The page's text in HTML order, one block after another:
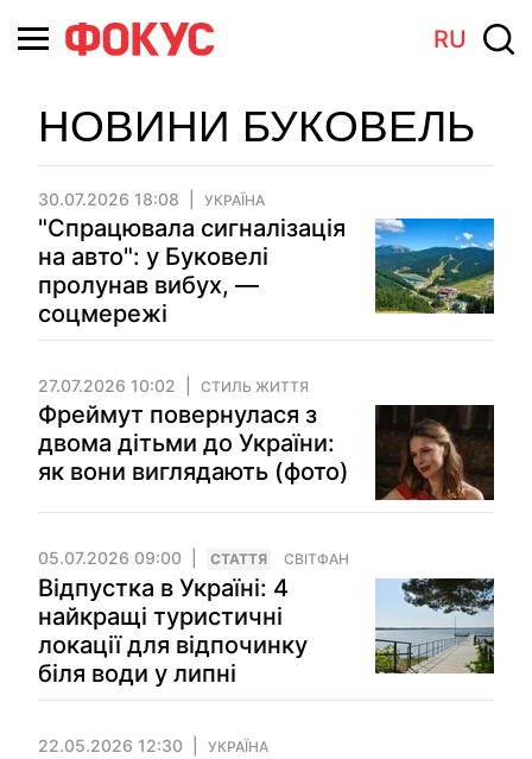
RU
НОВИНИ БУКОВЕЛЬ
30.07.2026 18:08 УКРАЇНА
"Спрацювала сигналізація
на авто": у Буковелі
пролунав вибух, —
соцмережі
27.07.2026 10:02 СТИЛЬ ЖИТТЯ
Фреймут повернулася з
двома дітьми до України:
як вони виглядають (фото)
05.07.2026 09:00 СТАТТЯ СВІТФАН
Відпустка в Україні: 4
найкращі туристичні
локації для відпочинку
біля води у липні
22.05.2026 12:30 УКРАЇНА